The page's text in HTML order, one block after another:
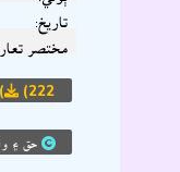
تاريخ:
مختصر
(222)
حق ۽